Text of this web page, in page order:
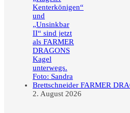
FARMER
2. August 2026